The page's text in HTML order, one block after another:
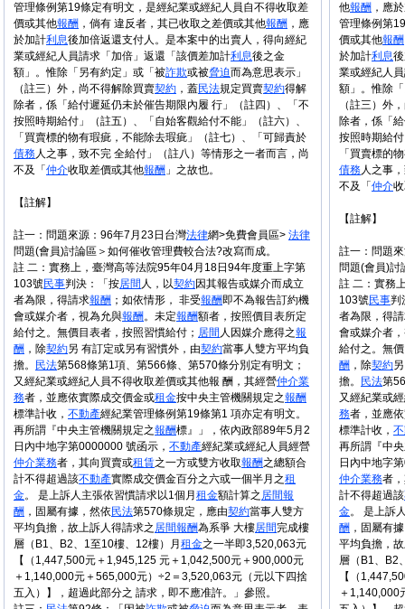
管理條例第19條定有明文，是經紀業或經紀人員自不得收取差
價或其他報酬 ，倘有 違反者，其已收取之差價或其他報酬 ，應
於加計利息後加倍返還支付人。是本案中的出賣人，得向經紀
業或經紀人員請求「加倍」返還「該價差加計利息後之金
額」。惟除「另有約定」或「被詐欺或被脅迫而為意思表示」
（註三）外，尚不得解除買賣契約 ，蓋民法規定買賣契約得解
除者，係「給付遲延仍未於催告期限內履 行」（註四）、「不
按照時期給付」（註五）、「自始客觀給付不能」（註六）、
「買賣標的物有瑕疵，不能除去瑕疵」（註七）、「可歸責於
債務人之事，致不完 全給付」（註八）等情形之一者而言，尚
不及「 仲介收取差價或其他報酬 」之故也。
【註解】
註一：問題來源：96年7月23日台灣法律網>免費會員區> 法律
問題(會員)討論區＞如何催收管理費較合法?改寫而成。
註 二：實務上，臺灣高等法院95年04月18日94年度重上字第
103號民事判決：「按居間 人，以契約因其報告或媒介而成立
者為限，得請求報酬 ；如依情形， 非受報酬即不為報告訂約機
會或媒介者，視為允與報酬。未定報酬額者，按照價目表所定
給付之。無價目表者，按照習慣給付； 居間 人因媒介應得之報
酬 ，除契約另 有訂定或另有習慣外，由契約當事人雙方平均負
擔。
民法第568條第1項、第566條、第570條分別定有明文；
又經紀業或經紀人員不得收取差價或其他報 酬，其經營仲介業
務者，並應依實際成交價金或租金按中央主管機關規定之報酬
標準計收， 不動產經紀業管理條例第19條第1 項亦定有明文。
再所謂『中央主管機關規定之報酬標』」，依內政部89年5月2
日內中地字第0000000 號函示， 不動產經紀業或經紀人員經營
仲介業務者，其向買賣或租賃之一方或雙方收取報酬之總額合
計不得超過該不動產實際成交價金百分之六或一個半月之租
金。 是上訴人主張依習慣請求以1個月 租金額計算之 居間報
酬 ，固屬有據，然依民法第570條規定，應由契約當事人雙方
平均負擔，故上訴人得請求之 居間報酬為系爭 大樓居間完成樓
層（B1、B2、1至10樓、12樓）月 租金之一半即3,520,063元
【（1,447,500元＋1,945,125 元＋1,042,500元＋900,000元
＋1,140,000元＋565,000元）÷2＝3,520,063元（元以下四捨
五入）】，超過此部分之 請求，即不應准許。」參照。
他報酬 ，應
管理條例第
價或其他報酬
於加計利息
業或經紀人
額」。惟除
（註三）外
除者，係「
按照時期給
「買賣標的
債務人之事
不及「 仲介
【註解】
註一：問題
問題(會員)討
註 二：實務
103號民事判
者為限，得
會或媒介者
給付之。無
酬 ，除契約
擔。
民法第
又經紀業或
務者，並應
標準計收， 不
再所謂『中
日內中地字
仲介業務者
計不得超過該
金。 是上訴
酬 ，固屬有
平均負擔，
層（B1、B2
【（
＋1,140,000